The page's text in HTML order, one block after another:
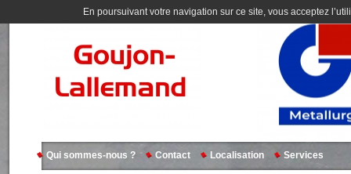
En poursuivant votre navigation sur ce site, vous acceptez
Qui sommes-nous ? Contact Localisation Services